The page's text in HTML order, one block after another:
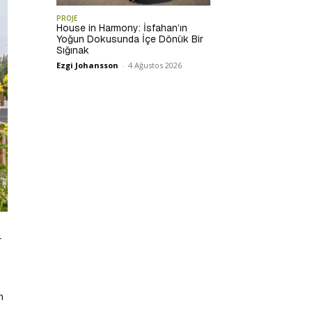
PROJE
House in Harmony: İsfahan’ın
Yoğun Dokusunda İçe Dönük Bir
Sığınak
Ezgi Johansson - 4 Ağustos 2026